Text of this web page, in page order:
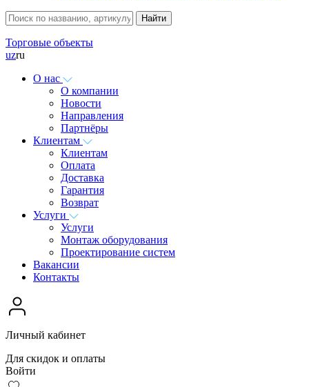
Торговые объекты
uzru
О нас
О компании
Новости
Направления
Партнёры
Клиентам
Клиентам
Оплата
Доставка
Гарантия
Возврат
Услуги
Услуги
Монтаж оборудования
Проектирование систем
Вакансии
Контакты
Личный кабинет
Для скидок и оплаты
Войти